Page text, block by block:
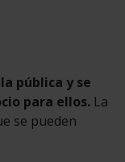
pública y se
para ellos. La
se pueden